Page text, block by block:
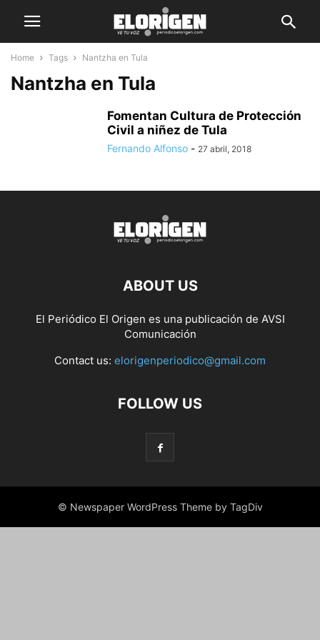
Home Tags Nantzha en Tula
Nantzha en Tula
Fomentan Cultura de Protección
Civil a niñez de Tula
Fernando Alfonso - 27 abril, 2018
ABOUT US
El Periódico El Origen es una publicación de AVSI
Comunicación
Contact us: elorigenperiodico@gmail.com
FOLLOW US
© Newspaper WordPress Theme by TagDiv